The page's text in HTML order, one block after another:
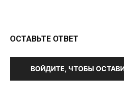
ОСТАВЬТЕ ОТВЕТ
ВОЙДИТЕ, ЧТОБЫ